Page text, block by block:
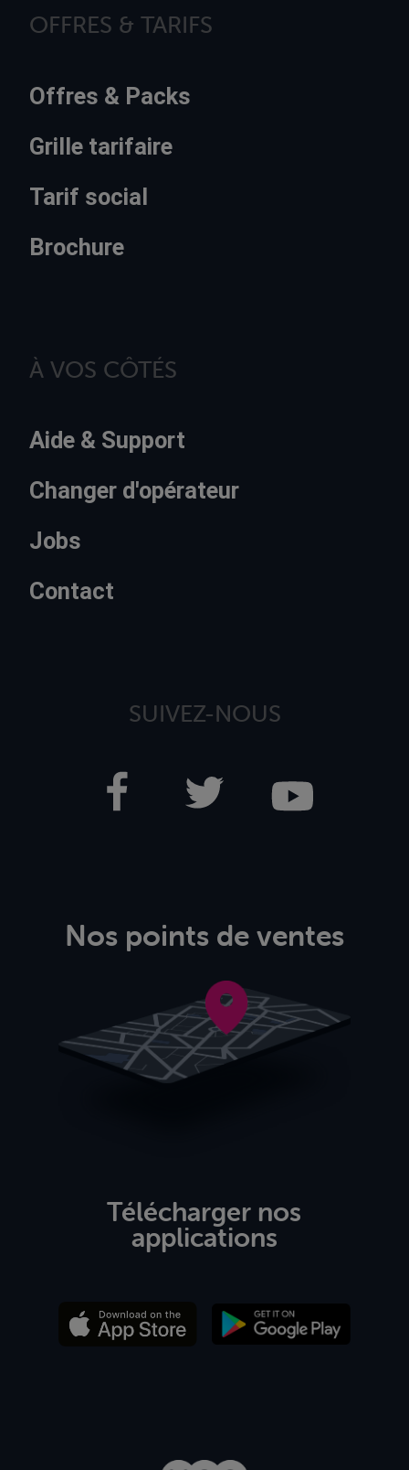
OFFRES & TARIFS
Offres & Packs
Grille tarifaire
Tarif social
Brochure
À VOS CÔTÉS
Aide & Support
Changer d'opérateur
Jobs
Contact
SUIVEZ-NOUS
Nos points de ventes
Télécharger nos
applications